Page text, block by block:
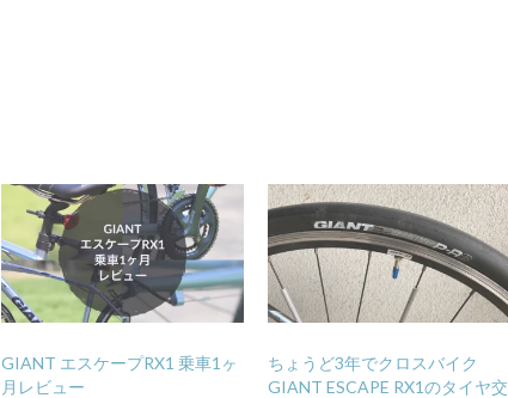
GIANT エスケープRX1 乗車1ヶ
月レビュー
ちょうど3年でクロスバイク
GIANT ESCAPE RX1のタイヤ交